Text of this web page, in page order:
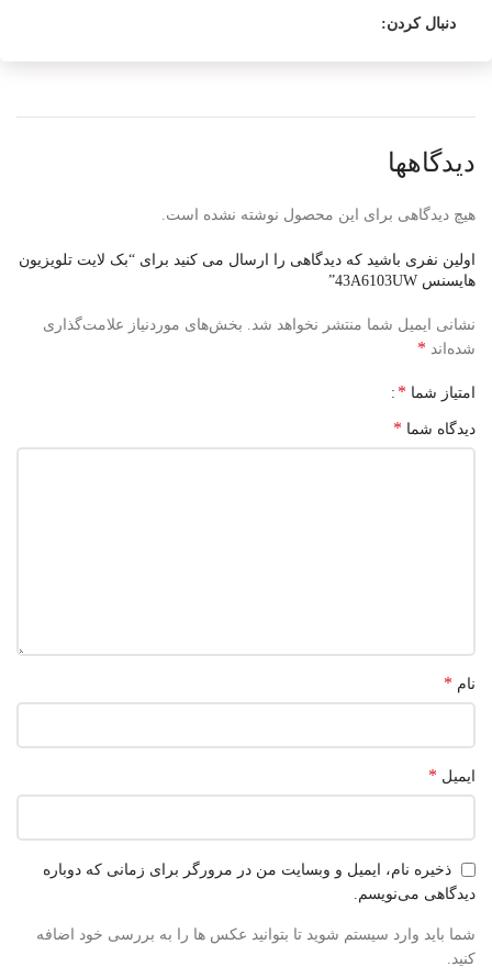
دنبال کردن:
دیدگاهها
هیچ دیدگاهی برای این محصول نوشته نشده است.
اولین نفری باشید که دیدگاهی را ارسال می کنید برای “بک لایت تلویزیون
هایسنس 43A6103UW”
نشانی ایمیل شما منتشر نخواهد شد.
بخش‌های موردنیاز علامت‌گذاری
شده‌اند *
امتیاز شما *
دیدگاه شما *
نام *
ایمیل *
ذخیره نام، ایمیل و وبسایت من در مرورگر برای زمانی که دوباره
دیدگاهی می‌نویسم.
شما باید وارد سیستم شوید تا بتوانید عکس ها را به بررسی خود اضافه
کنید.